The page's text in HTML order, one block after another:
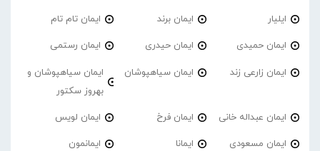
ایلیار ایمان برند ایمان تام تام
ایمان حمیدی ایمان حیدری ایمان رستمی
ایمان زارعی زند ایمان سیاهپوشان
ایمان سیاهپوشان و
بهروز سکتور
ایمان عبداله خانی ایمان فرخ ایمان لویس
ایمان مسعودی ایمانا ایمانمون